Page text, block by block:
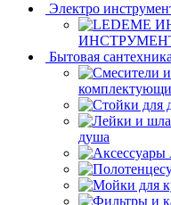
Электро
Бытовая сантехника
душа